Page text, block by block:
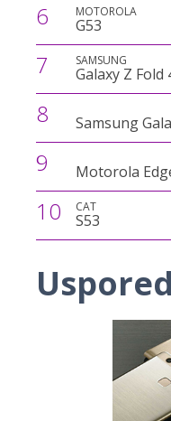
6 MOTOROLA
G53
7 SAMSUNG
Galaxy Z Fold
8 Samsung
9 Motorola
10 CAT
S53